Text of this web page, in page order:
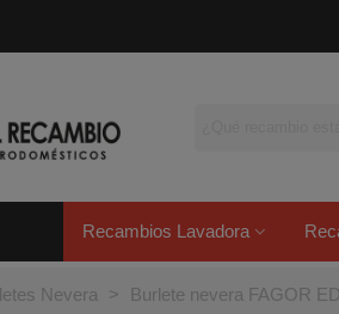
Recambios Lavadora
Nevera > Burlete nevera FAGOR